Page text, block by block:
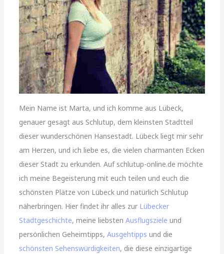
Mein Name ist Marta, und ich komme aus Lübeck,
genauer gesagt aus Schlutup, dem kleinsten Stadtteil
dieser wunderschönen Hansestadt. Lübeck liegt mir sehr
am Herzen, und ich liebe es, die vielen charmanten Ecken
dieser Stadt zu erkunden. Auf schlutup-online.de möchte
ich meine Begeisterung mit euch teilen und euch die
schönsten Plätze von Lübeck und natürlich Schlutup
näherbringen. Hier findet ihr alles zur Lübecker
Stadtgeschichte, meine liebstenAusflugsziele und
persönlichen Geheimtipps,Ausgehtipps und die
schönsten Sehenswürdigkeiten, die diese einzigartige